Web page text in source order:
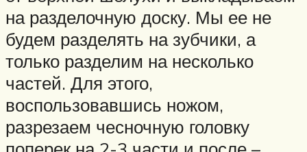
на разделочную доску. Мы ее не
будем разделять на зубчики, а
только разделим на несколько
частей. Для этого,
воспользовавшись ножом,
разрезаем чесночную головку